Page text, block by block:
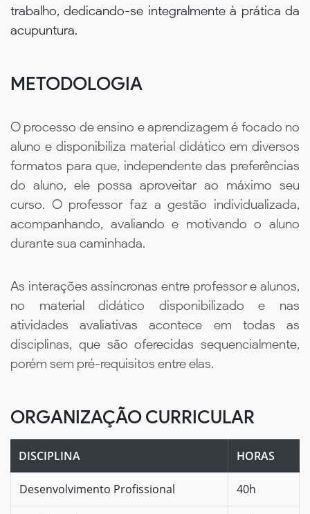
trabalho, dedicando-se integralmente à prática da
acupuntura.
METODOLOGIA
O processo de ensino e aprendizagem é focado no
aluno e disponibiliza material didático em diversos
formatos para que, independente das preferências
do aluno, ele possa aproveitar ao máximo seu
curso. O professor faz a gestão individualizada,
acompanhando, avaliando e motivando o aluno
durante sua caminhada.
As interações assíncronas entre professor e alunos,
no material didático disponibilizado e nas
atividades avaliativas acontece em todas as
disciplinas, que são oferecidas sequencialmente,
porém sem pré-requisitos entre elas.
ORGANIZAÇÃO CURRICULAR
DISCIPLINA HORAS
Desenvolvimento Profissional 40h